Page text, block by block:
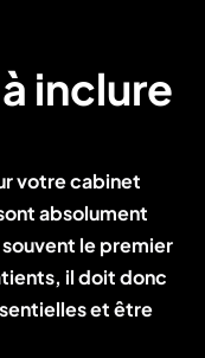
inclure
votre cabinet
absolument
le premier
il doit donc
et être